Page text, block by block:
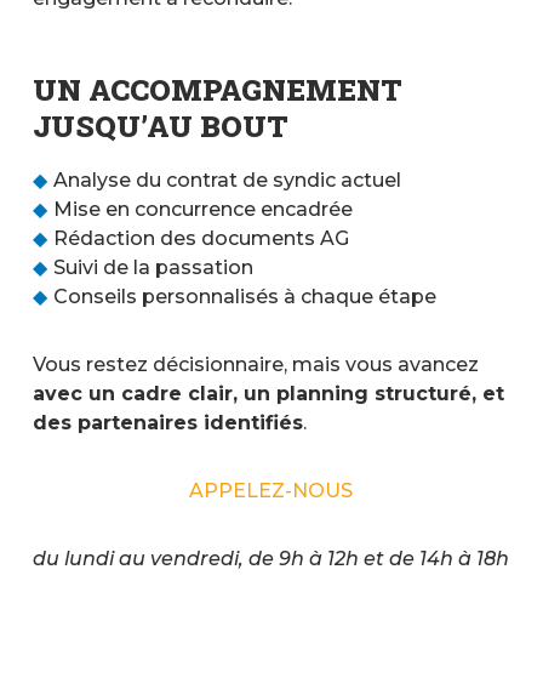
UN ACCOMPAGNEMENT
JUSQU’AU BOUT
Analyse du contrat de syndic actuel
Mise en concurrence encadrée
Rédaction des documents AG
Suivi de la passation
Conseils personnalisés à chaque étape
Vous restez décisionnaire, mais vous avancez
avec un cadre clair, un planning structuré, et
des partenaires identifiés.
APPELEZ-NOUS
du lundi au vendredi, de 9h à 12h et de 14h à 18h